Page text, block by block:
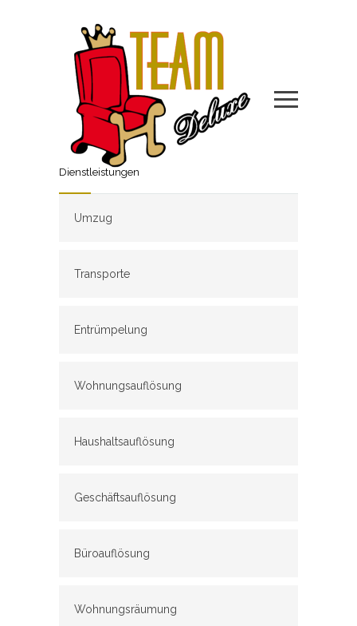
Dienstleistungen
Umzug
Transporte
Entrümpelung
Wohnungsauflösung
Haushaltsauflösung
Geschäftsauflösung
Büroauflösung
Wohnungsräumung